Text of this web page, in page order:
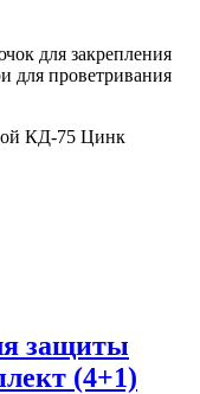
для закрепления
для проветривания
КД-75 Цинк
защиты
(4+1)